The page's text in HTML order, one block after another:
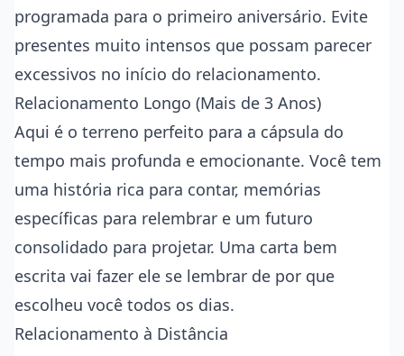
programada para o primeiro aniversário. Evite
presentes muito intensos que possam parecer
excessivos no início do relacionamento.
Relacionamento Longo (Mais de 3 Anos)
Aqui é o terreno perfeito para a cápsula do
tempo mais profunda e emocionante. Você tem
uma história rica para contar, memórias
específicas para relembrar e um futuro
consolidado para projetar. Uma carta bem
escrita vai fazer ele se lembrar de por que
escolheu você todos os dias.
Relacionamento à Distância